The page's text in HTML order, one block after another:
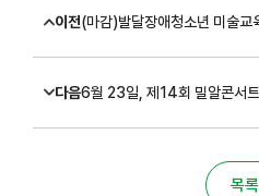
이전
다음6월 23일, 제14회 밀알콘서
목록